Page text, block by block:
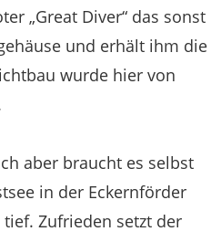
„Great Diver“ das sonst
und erhält ihm die
wurde hier von
aber braucht es selbst
in der Eckernförder
Zufrieden setzt der